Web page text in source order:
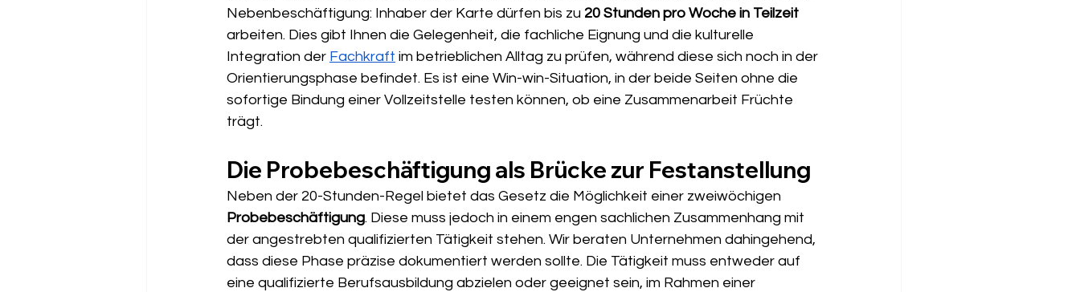
Nebenbeschäftigung: Inhaber der Karte dürfen bis zu 20 Stunden pro Woche in Teilzeit
arbeiten. Dies gibt Ihnen die Gelegenheit, die fachliche Eignung und die kulturelle
Integration der Fachkraft im betrieblichen Alltag zu prüfen, während diese sich noch in der
Orientierungsphase befindet. Es ist eine Win-win-Situation, in der beide Seiten ohne die
sofortige Bindung einer Vollzeitstelle testen können, ob eine Zusammenarbeit Früchte
trägt.
Die Probebeschäftigung als Brücke zur Festanstellung
Neben der 20-Stunden-Regel bietet das Gesetz die Möglichkeit einer zweiwöchigen
Probebeschäftigung. Diese muss jedoch in einem engen sachlichen Zusammenhang mit
der angestrebten qualifizierten Tätigkeit stehen. Wir beraten Unternehmen dahingehend,
dass diese Phase präzise dokumentiert werden sollte. Die Tätigkeit muss entweder auf
eine qualifizierte Berufsausbildung abzielen oder geeignet sein, im Rahmen einer